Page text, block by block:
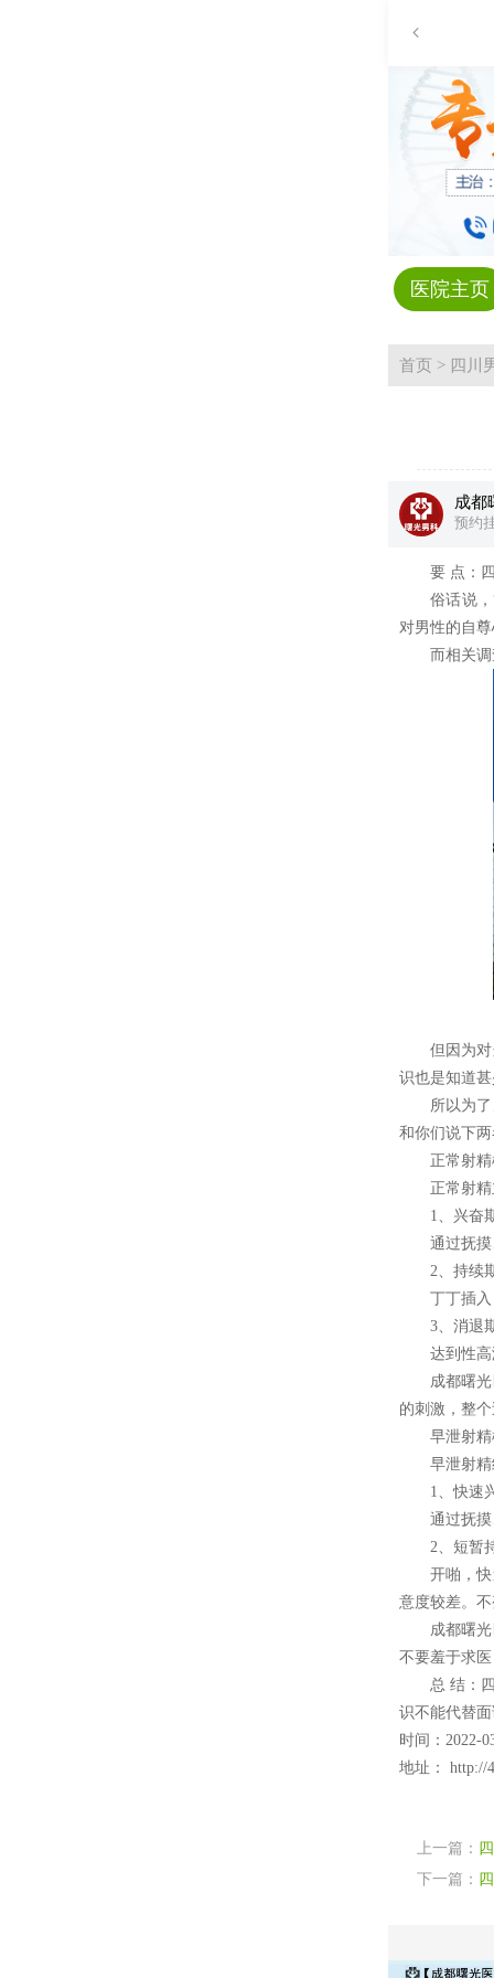
医院主页
首页 > 四川
成都
预约
要 点：四
俗话说，“
对男性的自
而相关调查
但因为对这
识也是知道
所以为了男
和你们说下
正常射精
正常射精
1、兴奋
通过抚摸、
2、持续
丁丁插入
3、消退
达到性高
成都曙光医
的刺激，整
早泄射精
早泄射精
1、快速
通过抚摸、
2、短暂
开啪，快速
意度较差。
成都曙光医
不要羞于求
总 结：四
识不能代替
时间：2022-
地址：
http://
上一篇：
下一篇：